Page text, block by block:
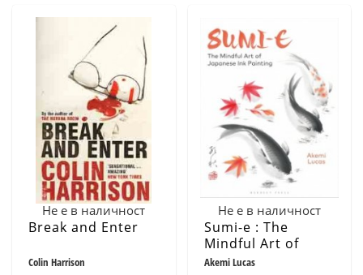
Не е в наличност
Break and Enter
Colin Harrison
Не е в наличност
Sumi-e : The
Mindful Art of
Japanese Ink
Akemi Lucas